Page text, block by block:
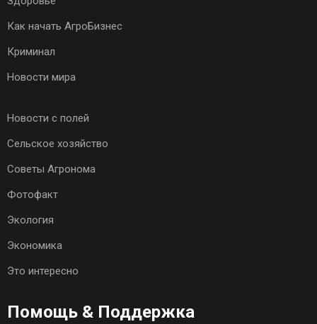
Как начать АгроБизнес
Криминал
Новости мира
Новости с полей
Сельское хозяйство
Советы Агронома
Фотофакт
Экология
Экономика
Это интересно
Помощь & Поддержка